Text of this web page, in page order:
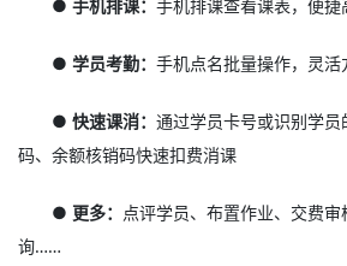
● 手机排课：手机排课查看课表，便捷
● 学员考勤：手机点名批量操作，灵活
● 快速课消：通过学员卡号或识别学
码、余额核销码快速扣费消课
● 更多： 点评学员、布置作业、交费
询……